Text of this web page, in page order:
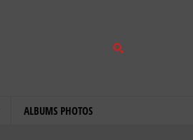
ALBUMS PHOTOS